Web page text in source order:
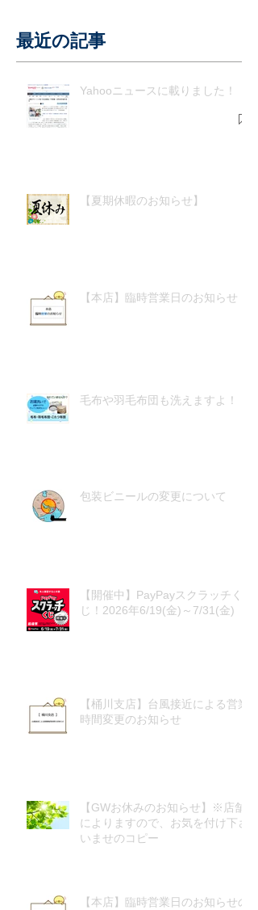
最近の記事
Yahooニュースに載りました！
【夏期休暇のお知らせ】
【本店】臨時営業日のお知らせ
毛布や羽毛布団も洗えますよ！
包装ビニールの変更について
【開催中】PayPayスクラッチく
じ！2026年6/19(金)～7/31(金)
【桶川支店】台風接近による営業
時間変更のお知らせ
【GWお休みのお知らせ】※店舗
によりますので、お気を付け下さ
いませのコピー
【本店】臨時営業日のお知らせの